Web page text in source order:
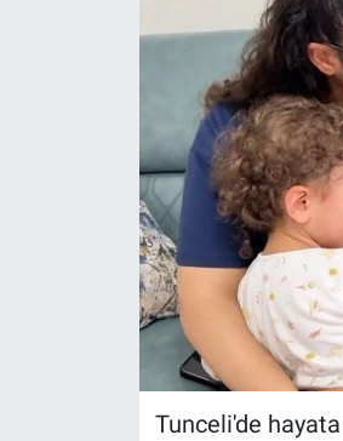
Tunceli'de